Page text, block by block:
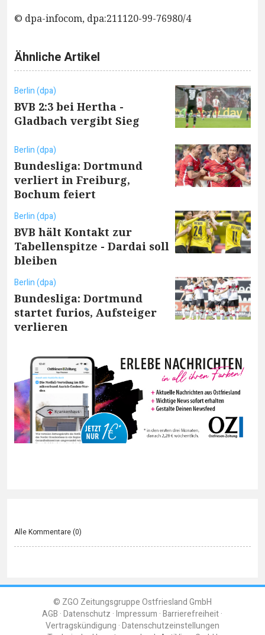
© dpa-infocom, dpa:211120-99-76980/4
Ähnliche Artikel
Berlin (dpa)
BVB 2:3 bei Hertha -
Gladbach vergibt Sieg
Berlin (dpa)
Bundesliga: Dortmund
verliert in Freiburg,
Bochum feiert
Berlin (dpa)
BVB hält Kontakt zur
Tabellenspitze - Dardai soll
bleiben
Berlin (dpa)
Bundesliga: Dortmund
startet furios, Aufsteiger
verlieren
Alle Kommentare (0)
© ZGO Zeitungsgruppe Ostfriesland GmbH
AGB Datenschutz Impressum Barrierefreiheit
Vertragskündigung Datenschutzeinstellungen